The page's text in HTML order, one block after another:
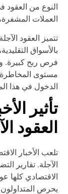
من العقود في
المشفرة،
العقود الآجلة
التقليدية،
ربح كبيرة. ومع
المخاطرة،
في هذا
الأخبار
تقارير
كلها
المتداولون على